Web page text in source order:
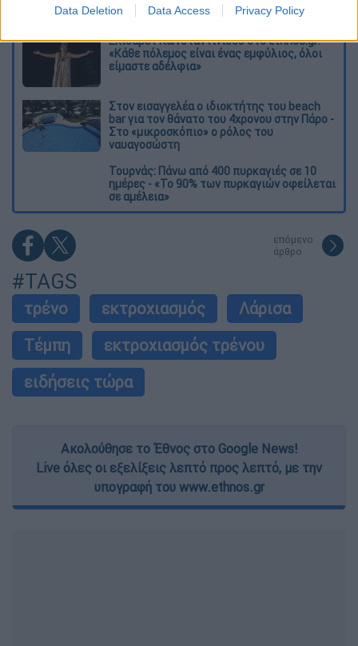
Data Deletion Data Access Privacy Policy
Ιστορίας!
Ελισάβετ Κωνσταντινίδου στο ethnos.gr:
«Κάθε πόλεμος είναι ένας εμφύλιος, όλοι
είμαστε αδέλφια»
Στον εισαγγελέα ο ιδιοκτήτης του beach
bar για τον θάνατο του 4χρονου στην Πάρο -
Στο «μικροσκόπιο» ο ρόλος του
ναυαγοσώστη
Τουρνάς: Πάνω από 400 πυρκαγιές σε 10
ημέρες - «Το 90% των πυρκαγιών οφείλεται
σε αμέλεια»
επόμενο
άρθρο
#TAGS
τρένο εκτροχιασμός
Λάρισα
Τέμπη
εκτροχιασμός τρένου
ειδήσεις τώρα
Ακολούθησε το Έθνος στο Google News!
Live όλες οι εξελίξεις λεπτό προς λεπτό, με την
υπογραφή του www.ethnos.gr